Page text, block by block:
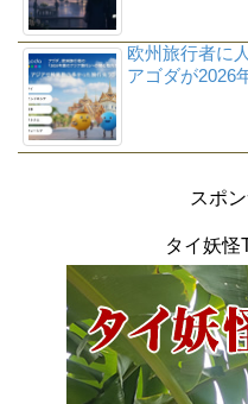
欧州旅行者に
アゴダが2026
スポ
タイ妖怪